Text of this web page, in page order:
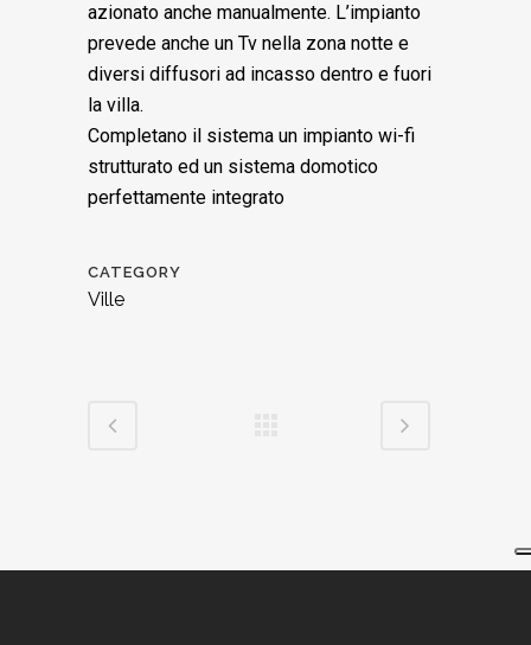
azionato anche manualmente. L’impianto
prevede anche un Tv nella zona notte e
diversi diffusori ad incasso dentro e fuori
la villa.
Completano il sistema un impianto wi-fi
strutturato ed un sistema domotico
perfettamente integrato
CATEGORY
Ville